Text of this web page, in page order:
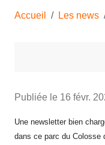
Accueil Les news
Publiée le 16 févr.
Une newsletter bien
dans ce parc du Colosse